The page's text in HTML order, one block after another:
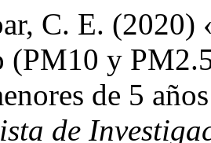
C. E. (2020)
(PM10 y
de 5
de